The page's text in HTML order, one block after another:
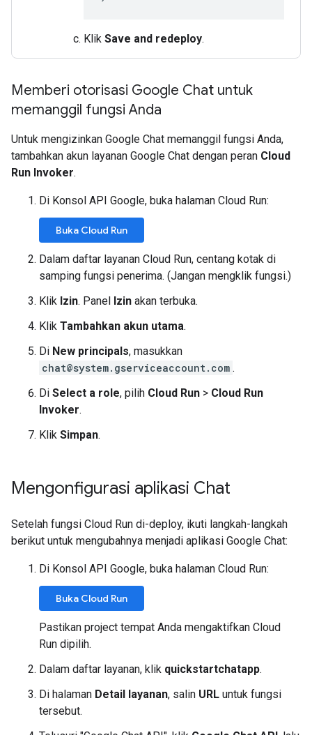
Klik Save and redeploy.
Memberi otorisasi Google Chat untuk
memanggil fungsi Anda
Untuk mengizinkan Google Chat memanggil fungsi Anda,
tambahkan akun layanan Google Chat dengan peran Cloud
Run Invoker.
Di Konsol API Google, buka halaman Cloud Run:
Buka Cloud Run
Dalam daftar layanan Cloud Run, centang kotak di
samping fungsi penerima. (Jangan mengklik fungsi.)
Klik Izin. Panel Izin akan terbuka.
Klik Tambahkan akun utama.
Di New principals, masukkan
chat@system.gserviceaccount.com .
Di Select a role, pilih Cloud Run > Cloud Run
Invoker.
Klik Simpan.
Mengonfigurasi aplikasi Chat
Setelah fungsi Cloud Run di-deploy, ikuti langkah-langkah
berikut untuk mengubahnya menjadi aplikasi Google Chat:
Di Konsol API Google, buka halaman Cloud Run:
Buka Cloud Run
Pastikan project tempat Anda mengaktifkan Cloud
Run dipilih.
Dalam daftar layanan, klik quickstartchatapp.
Di halaman Detail layanan, salin URL untuk fungsi
tersebut.